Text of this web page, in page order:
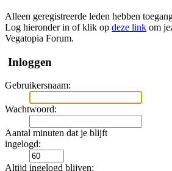
Alleen geregistreerde leden hebben
Log hieronder in of klik op deze link om
Vegatopia Forum.
Inloggen
Gebruikersnaam:
Wachtwoord:
Aantal minuten dat je blijft
ingelogd:
Altijd ingelogd blijven: